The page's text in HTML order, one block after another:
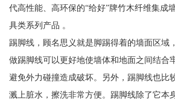
代高性能、高环保的“给好”牌竹木纤维集成
具类系列产品 。
踢脚线，顾名思义就是脚踢得着的墙面区域
做踢脚线可以更好地使墙体和地面之间结合
避免外力碰撞造成破坏。另外，踢脚线也比
溅上脏水，擦洗非常方便。踢脚线除了它本